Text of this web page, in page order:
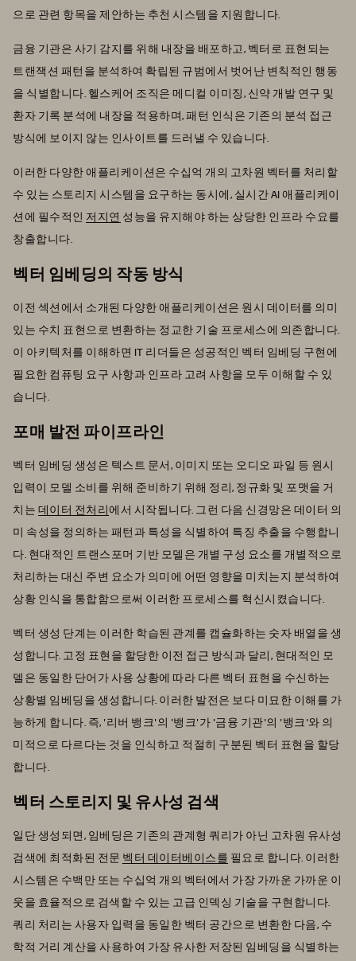
으로 관련 항목을 제안하는 추천 시스템을 지원합니다.
금융 기관은 사기 감지를 위해 내장을 배포하고, 벡터로 표현되는
트랜잭션 패턴을 분석하여 확립된 규범에서 벗어난 변칙적인 행동
을 식별합니다. 헬스케어 조직은 메디컬 이미징, 신약 개발 연구 및
환자 기록 분석에 내장을 적용하며, 패턴 인식은 기존의 분석 접근
방식에 보이지 않는 인사이트를 드러낼 수 있습니다.
이러한 다양한 애플리케이션은 수십억 개의 고차원 벡터를 처리할
수 있는 스토리지 시스템을 요구하는 동시에, 실시간 AI 애플리케이
션에 필수적인 저지연 성능을 유지해야 하는 상당한 인프라 수요를
창출합니다.
벡터 임베딩의 작동 방식
이전 섹션에서 소개된 다양한 애플리케이션은 원시 데이터를 의미
있는 수치 표현으로 변환하는 정교한 기술 프로세스에 의존합니다.
이 아키텍처를 이해하면 IT 리더들은 성공적인 벡터 임베딩 구현에
필요한 컴퓨팅 요구 사항과 인프라 고려 사항을 모두 이해할 수 있
습니다.
포매 발전 파이프라인
벡터 임베딩 생성은 텍스트 문서, 이미지 또는 오디오 파일 등 원시
입력이 모델 소비를 위해 준비하기 위해 정리, 정규화 및 포맷을 거
치는 데이터 전처리에서 시작됩니다. 그런 다음 신경망은 데이터 의
미 속성을 정의하는 패턴과 특성을 식별하여 특징 추출을 수행합니
다. 현대적인 트랜스포머 기반 모델은 개별 구성 요소를 개별적으로
처리하는 대신 주변 요소가 의미에 어떤 영향을 미치는지 분석하여
상황 인식을 통합함으로써 이러한 프로세스를 혁신시켰습니다.
벡터 생성 단계는 이러한 학습된 관계를 캡슐화하는 숫자 배열을 생
성합니다. 고정 표현을 할당한 이전 접근 방식과 달리, 현대적인 모
델은 동일한 단어가 사용 상황에 따라 다른 벡터 표현을 수신하는
상황별 임베딩을 생성합니다. 이러한 발전은 보다 미묘한 이해를 가
능하게 합니다. 즉, '리버 뱅크'의 '뱅크'가 '금융 기관'의 '뱅크'와 의
미적으로 다르다는 것을 인식하고 적절히 구분된 벡터 표현을 할당
합니다.
벡터 스토리지 및 유사성 검색
일단 생성되면, 임베딩은 기존의 관계형 쿼리가 아닌 고차원 유사성
검색에 최적화된 전문 벡터 데이터베이스를 필요로 합니다. 이러한
시스템은 수백만 또는 수십억 개의 벡터에서 가장 가까운 가까운 이
웃을 효율적으로 검색할 수 있는 고급 인덱싱 기술을 구현합니다.
쿼리 처리는 사용자 입력을 동일한 벡터 공간으로 변환한 다음, 수
학적 거리 계산을 사용하여 가장 유사한 저장된 임베딩을 식별하는